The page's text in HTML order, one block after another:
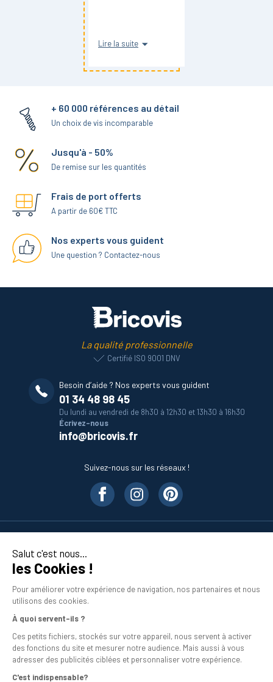
Salut c'est nous...
les Cookies !
Pour améliorer votre expérience de navigation, nos partenaires et nous
utilisons des cookies.
À quoi servent-ils ?
Ces petits fichiers, stockés sur votre appareil, nous servent à activer
des fonctions du site et mesurer notre audience. Mais aussi à vous
adresser des publicités ciblées et personnaliser votre expérience.
C'est indispensable?
Lire la suite
+ 60 000 références au détail
Un choix de vis incomparable
Jusqu'à - 50%
De remise sur les quantités
Frais de port offerts
A partir de 60€ TTC
Nos experts vous guident
Une question ? Contactez-nous
La qualité professionnelle
Certifié ISO 9001 DNV
Besoin d’aide ? Nos experts vous guident
01 34 48 98 45
Du lundi au vendredi de 8h30 à 12h30 et 13h30 à 16h30
Écrivez-nous
info@bricovis.fr
Suivez-nous sur les réseaux !
En savoir plus